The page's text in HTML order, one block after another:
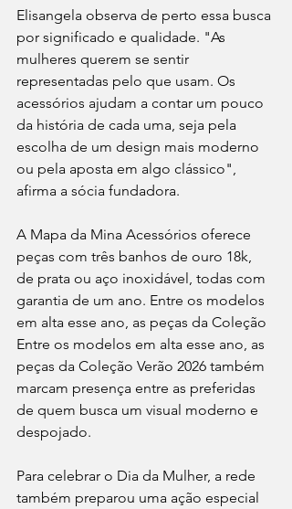
Elisangela observa de perto essa busca
por significado e qualidade. "As
mulheres querem se sentir
representadas pelo que usam. Os
acessórios ajudam a contar um pouco
da história de cada uma, seja pela
escolha de um design mais moderno
ou pela aposta em algo clássico",
afirma a sócia fundadora.
A Mapa da Mina Acessórios oferece
peças com três banhos de ouro 18k,
de prata ou aço inoxidável, todas com
garantia de um ano. Entre os modelos
em alta esse ano, as peças da Coleção
Entre os modelos em alta esse ano, as
peças da Coleção Verão 2026 também
marcam presença entre as preferidas
de quem busca um visual moderno e
despojado.
Para celebrar o Dia da Mulher, a rede
também preparou uma ação especial